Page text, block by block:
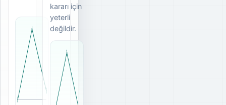
kararı için
yeterli
değildir.